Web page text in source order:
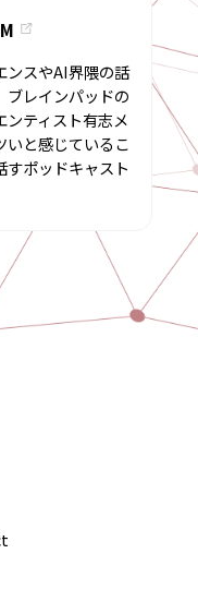
ンスやAI界隈の話
ブレインパッドの
ンティスト有志メ
いと感じているこ
すポッドキャスト